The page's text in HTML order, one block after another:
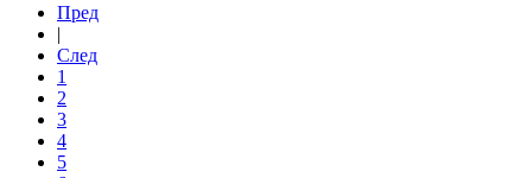
Пред
|
След
1
2
3
4
5